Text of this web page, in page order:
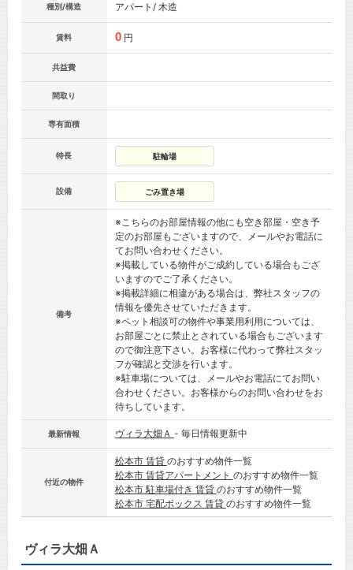
種別/構造 アパート/ 木造
賃料 0 円
共益費
間取り
専有面積
特長 駐輪場
設備 ごみ置き場
備考
※こちらのお部屋情報の他にも空き部屋・空き予
定のお部屋もございますので、メールやお電話に
てお問い合わせください。
※掲載している物件がご成約している場合もござ
いますのでご了承ください。
※掲載詳細に相違がある場合は、弊社スタッフの
情報を優先させていただきます。
※ペット相談可の物件や事業用利用については、
お部屋ごとに禁止とされている場合もございます
ので御注意下さい。お客様に代わって弊社スタッ
フが確認と交渉を行います。
※駐車場については、メールやお電話にてお問い
合わせください。お客様からのお問い合わせをお
待ちしています。
最新情報 ヴィラ大畑Ａ - 毎日情報更新中
付近の物件
松本市 賃貸 のおすすめ物件一覧
松本市 賃貸アパートメント のおすすめ物件一覧
松本市 駐車場付き 賃貸 のおすすめ物件一覧
松本市 宅配ボックス 賃貸 のおすすめ物件一覧
ヴィラ大畑Ａ